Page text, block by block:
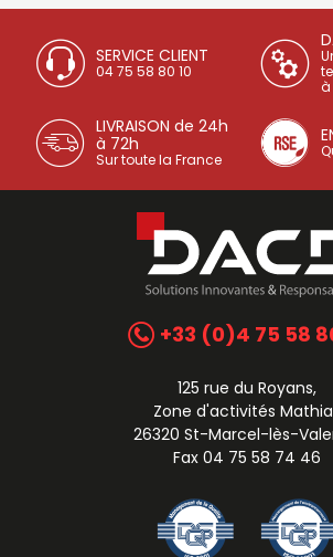
SERVICE CLIENT
04 75 58 80 10
à
LIVRAISON de 24h
à 72h
Sur toute la France
+33 (0)4 75 58
125 rue du Royans,
Zone d'activités
26320 St-Marcel-lès-
Fax 04 75 58 74 46